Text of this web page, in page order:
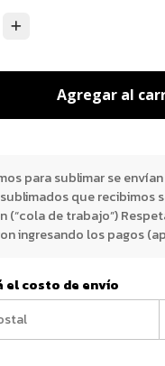
Agregar al
para sublimar se
que recibimos
(“cola de trabajo”)
ingresando los pagos
el costo de envío